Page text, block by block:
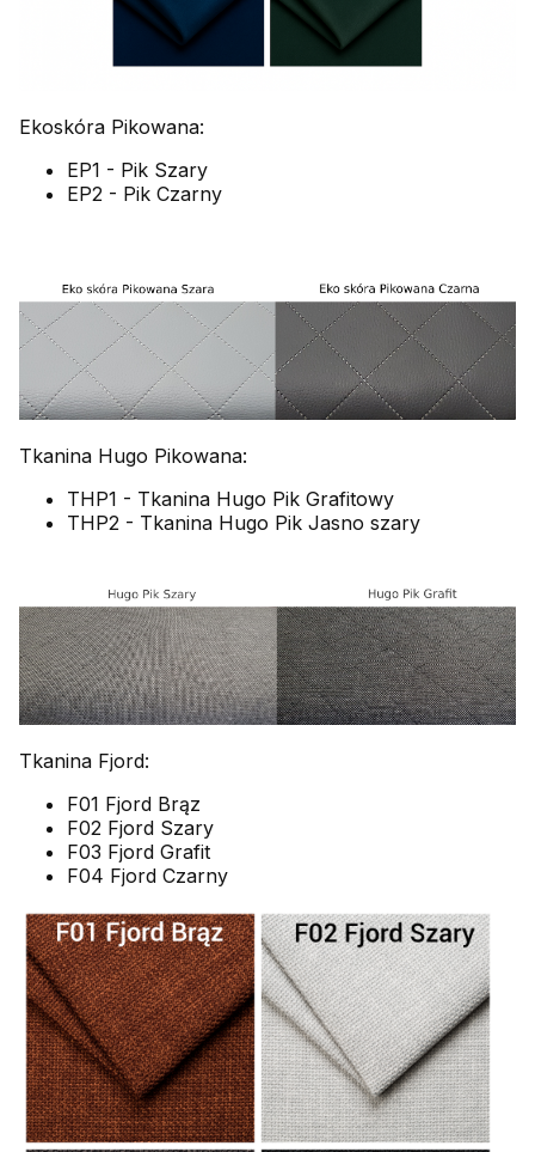
Ekoskóra Pikowana:
EP1 - Pik Szary
EP2 - Pik Czarny
Tkanina Hugo Pikowana:
THP1 - Tkanina Hugo Pik Grafitowy
THP2 - Tkanina Hugo Pik Jasno szary
Tkanina Fjord:
F01 Fjord Brąz
F02 Fjord Szary
F03 Fjord Grafit
F04 Fjord Czarny